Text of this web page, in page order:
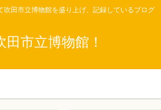
吹田市立博物館を盛り上げ、記録しているブログ
市立博物館！